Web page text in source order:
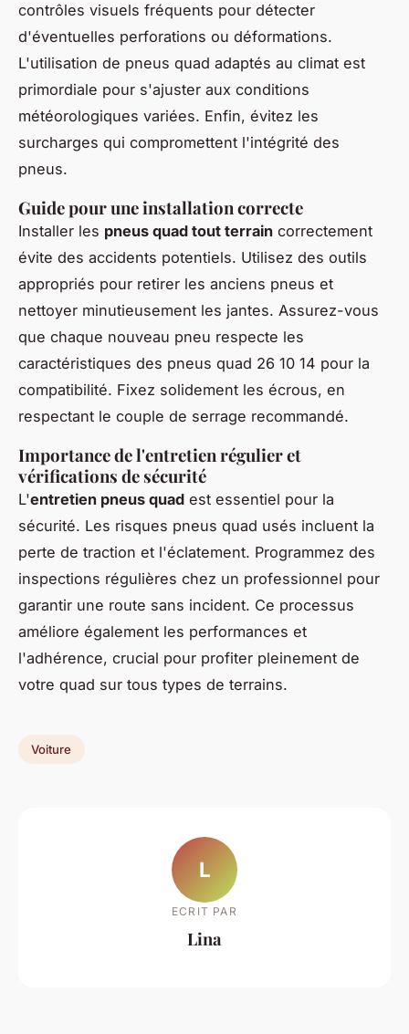
contrôles visuels fréquents pour détecter
d'éventuelles perforations ou déformations.
L'utilisation de pneus quad adaptés au climat est
primordiale pour s'ajuster aux conditions
météorologiques variées. Enfin, évitez les
surcharges qui compromettent l'intégrité des
pneus.
Guide pour une installation correcte
Installer les pneus quad tout terrain correctement
évite des accidents potentiels. Utilisez des outils
appropriés pour retirer les anciens pneus et
nettoyer minutieusement les jantes. Assurez-vous
que chaque nouveau pneu respecte les
caractéristiques des pneus quad 26 10 14 pour la
compatibilité. Fixez solidement les écrous, en
respectant le couple de serrage recommandé.
Importance de l'entretien régulier et
vérifications de sécurité
L'entretien pneus quad est essentiel pour la
sécurité. Les risques pneus quad usés incluent la
perte de traction et l'éclatement. Programmez des
inspections régulières chez un professionnel pour
garantir une route sans incident. Ce processus
améliore également les performances et
l'adhérence, crucial pour profiter pleinement de
votre quad sur tous types de terrains.
Voiture
L
ECRIT PAR
Lina